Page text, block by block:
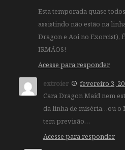
Esta temporada quase
assistindo não estão na
Dragon e Aoi no Exorcist),
IRMÃOS!
Acesse para responder
extroier
fevereiro 3,
Cara Dragon Maid nem
da linha de miséria…ou o
tem previsão…
Acesse para responder